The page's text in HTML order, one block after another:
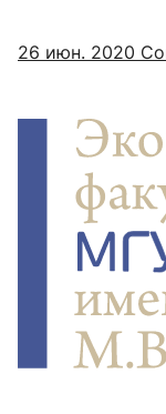
26 июн. 2020